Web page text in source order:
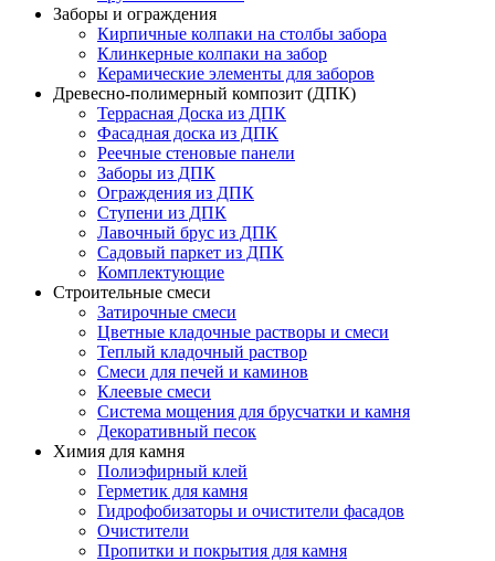
Заборы и ограждения
Кирпичные колпаки на столбы забора
Клинкерные колпаки на забор
Керамические элементы для заборов
Древесно-полимерный композит (ДПК)
Террасная Доска из ДПК
Фасадная доска из ДПК
Реечные стеновые панели
Заборы из ДПК
Ограждения из ДПК
Ступени из ДПК
Лавочный брус из ДПК
Садовый паркет из ДПК
Комплектующие
Строительные смеси
Затирочные смеси
Цветные кладочные растворы и смеси
Теплый кладочный раствор
Смеси для печей и каминов
Клеевые смеси
Система мощения для брусчатки и камня
Декоративный песок
Химия для камня
Полиэфирный клей
Герметик для камня
Гидрофобизаторы и очистители фасадов
Очистители
Пропитки и покрытия для камня